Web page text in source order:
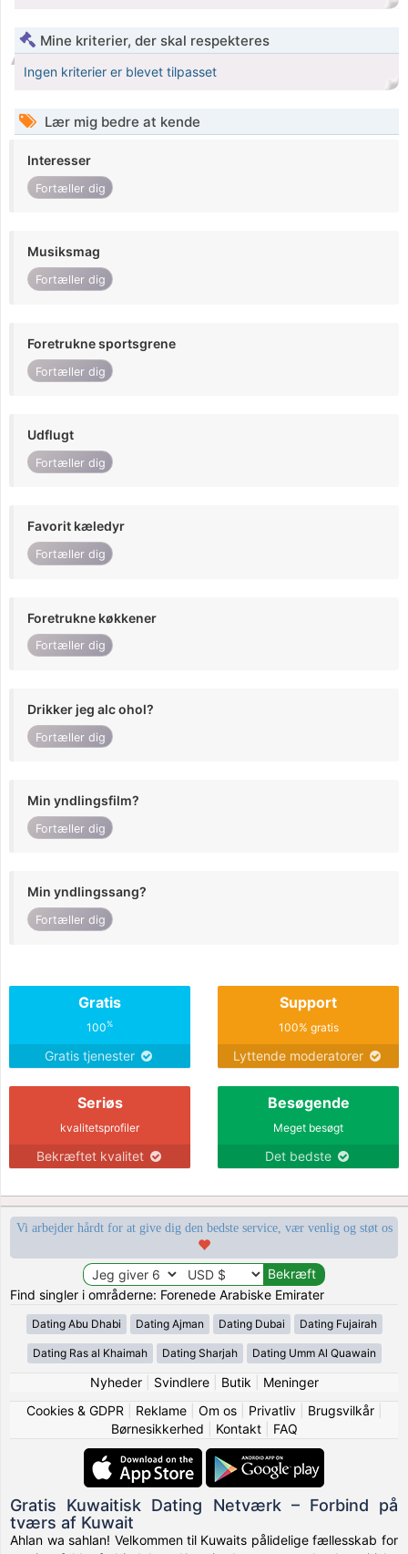
Mine kriterier, der skal respekteres
Ingen kriterier er blevet tilpasset
Lær mig bedre at kende
Interesser
Fortæller dig
Musiksmag
Fortæller dig
Foretrukne sportsgrene
Fortæller dig
Udflugt
Fortæller dig
Favorit kæledyr
Fortæller dig
Foretrukne køkkener
Fortæller dig
Drikker jeg alc ohol?
Fortæller dig
Min yndlingsfilm?
Fortæller dig
Min yndlingssang?
Fortæller dig
Gratis
100%
Gratis tjenester
Support
100% gratis
Lyttende moderatorer
Seriøs
kvalitetsprofiler
Bekræftet kvalitet
Besøgende
Meget besøgt
Det bedste
Vi arbejder hårdt for at give dig den bedste service, vær venlig og støt os
Find singler i områderne: Forenede Arabiske Emirater
Dating Abu Dhabi Dating Ajman Dating Dubai Dating Fujairah
Dating Ras al Khaimah Dating Sharjah Dating Umm Al Quawain
Nyheder| Svindlere| Butik
Meninger
Cookies & GDPR
Reklame| Om os| Privatliv| Brugsvilkår|
Børnesikkerhed
Kontakt| FAQ
Gratis Kuwaitisk Dating Netværk – Forbind på
tværs af Kuwait
Ahlan wa sahlan! Velkommen til Kuwaits pålidelige fællesskab for